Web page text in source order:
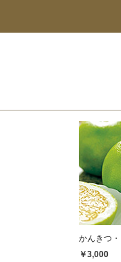
かんきつ
￥3,000